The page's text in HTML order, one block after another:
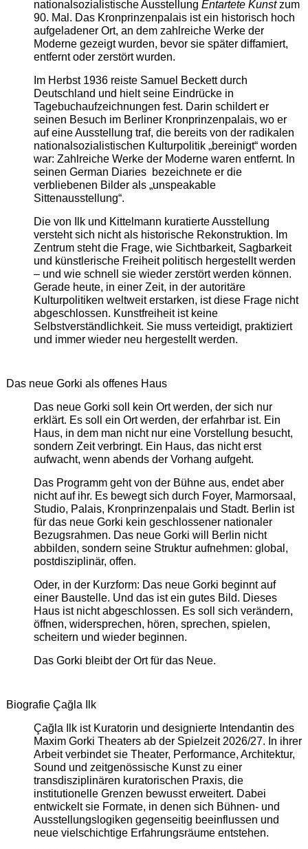
nationalsozialistische Ausstellung Entartete Kunstzum
90. Mal. Das Kronprinzenpalais ist ein historisch hoch
aufgeladener Ort, an dem zahlreiche Werke der
Moderne gezeigt wurden, bevor sie später diffamiert,
entfernt oder zerstört wurden.
Im Herbst 1936 reiste Samuel Beckett durch
Deutschland und hielt seine Eindrücke in
Tagebuchaufzeichnungen fest. Darin schildert er
seinen Besuch im Berliner Kronprinzenpalais, wo er
auf eine Ausstellung traf, die bereits von der radikalen
nationalsozialistischen Kulturpolitik „bereinigt“ worden
war: Zahlreiche Werke der Moderne waren entfernt. In
seinen German Diaries bezeichnete er die
verbliebenen Bilder als „unspeakable
Sittenausstellung“.
Die von Ilk und Kittelmann kuratierte Ausstellung
versteht sich nicht als historische Rekonstruktion. Im
Zentrum steht die Frage, wie Sichtbarkeit, Sagbarkeit
und künstlerische Freiheit politisch hergestellt werden
– und wie schnell sie wieder zerstört werden können.
Gerade heute, in einer Zeit, in der autoritäre
Kulturpolitiken weltweit erstarken, ist diese Frage nicht
abgeschlossen. Kunstfreiheit ist keine
Selbstverständlichkeit. Sie muss verteidigt, praktiziert
und immer wieder neu hergestellt werden.
Das neue Gorki als offenes Haus
Das neue Gorki soll kein Ort werden, der sich nur
erklärt. Es soll ein Ort werden, der erfahrbar ist. Ein
Haus, in dem man nicht nur eine Vorstellung besucht,
sondern Zeit verbringt. Ein Haus, das nicht erst
aufwacht, wenn abends der Vorhang aufgeht.
Das Programm geht von der Bühne aus, endet aber
nicht auf ihr. Es bewegt sich durch Foyer, Marmorsaal,
Studio, Palais, Kronprinzenpalais und Stadt. Berlin ist
für das neue Gorki kein geschlossener nationaler
Bezugsrahmen. Das neue Gorki will Berlin nicht
abbilden, sondern seine Struktur aufnehmen: global,
postdisziplinär, offen.
Oder, in der Kurzform: Das neue Gorki beginnt auf
einer Baustelle. Und das ist ein gutes Bild. Dieses
Haus ist nicht abgeschlossen. Es soll sich verändern,
öffnen, widersprechen, hören, sprechen, spielen,
scheitern und wieder beginnen.
Das Gorki bleibt der Ort für das Neue.
Biografie Çağla Ilk
Çağla Ilk ist Kuratorin und designierte Intendantin des
Maxim Gorki Theaters ab der Spielzeit 2026/27. In ihrer
Arbeit verbindet sie Theater, Performance, Architektur,
Sound und zeitgenössische Kunst zu einer
transdisziplinären kuratorischen Praxis, die
institutionelle Grenzen bewusst erweitert. Dabei
entwickelt sie Formate, in denen sich Bühnen- und
Ausstellungslogiken gegenseitig beeinflussen und
neue vielschichtige Erfahrungsräume entstehen.